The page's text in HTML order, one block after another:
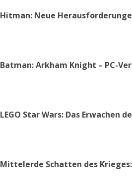
Hitman: Neue
Batman: Arkham Knight – PC-
LEGO Star Wars: Das
Mittelerde Schatten des